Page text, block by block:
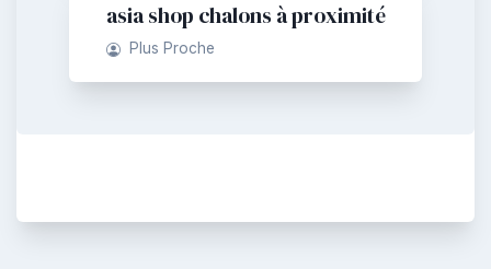
asia shop chalons à proximité
Plus Proche